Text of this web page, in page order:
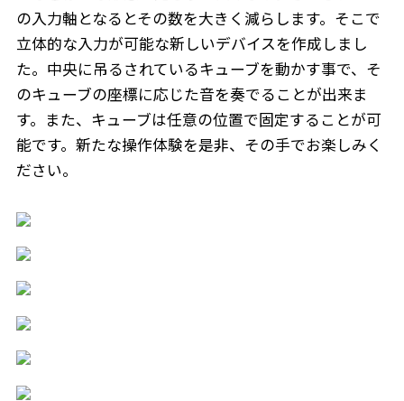
の入力軸となるとその数を大きく減らします。そこで
立体的な入力が可能な新しいデバイスを作成しまし
た。中央に吊るされているキューブを動かす事で、そ
のキューブの座標に応じた音を奏でることが出来ま
す。また、キューブは任意の位置で固定することが可
能です。新たな操作体験を是非、その手でお楽しみく
ださい。